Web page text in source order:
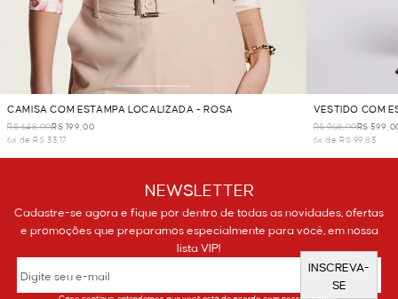
CAMISA COM ESTAMPA LOCALIZADA - ROSA
R$ 648,00R$ 199,00
6x de R$ 33,17
VESTIDO COM
R$ 968,00R$
6x de R$ 99,83
NEWSLETTER
Cadastre-se agora e fique por dentro de todas as novidades, ofertas
e promoções que preparamos especialmente para você, em nossa
lista VIP!
INSCREVA-
SE